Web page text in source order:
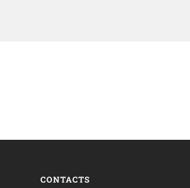
CONTACTS